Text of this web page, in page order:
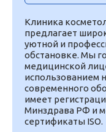
Клиника
предлагает
уютной и
обстановке. Мы
медицинской
использованием
современного
имеет
Минздрава РФ и
сертификаты ISO.